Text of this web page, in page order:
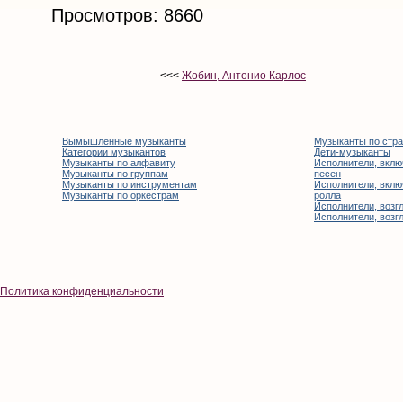
Просмотров: 8660
<<< Жобин, Антонио Карлос
Вымышленные музыканты
Категории музыкантов
Музыканты по алфавиту
Музыканты по группам
Музыканты по инструментам
Музыканты по оркестрам
Музыканты по
Дети-музыканты
Исполнители,
песен
Исполнители,
ролла
Исполнители,
Исполнители,
Политика конфиденциальности